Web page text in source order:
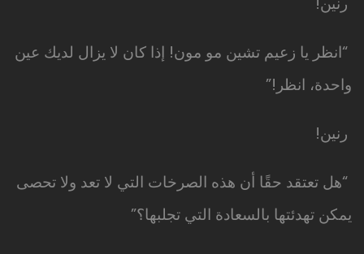
“انظر يا زعيم تشين مو مون! إذا كان لا يزال لديك عين
واحدة، انظر!”
رنين!
“هل تعتقد حقًا أن هذه الصرخات التي لا تعد ولا تحصى
يمكن تهدئتها بالسعادة التي تجلبها؟”